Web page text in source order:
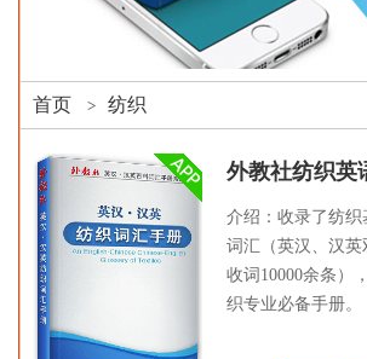
首页 > 纺织
外教社纺织英
介绍：收录了纺织
词汇（英汉、汉英
收词10000余条）
织专业必备手册。